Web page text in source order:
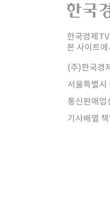
한
한
모
한국경제
본 사이트
(주)한국경
서울특별
통신판매
기사배열